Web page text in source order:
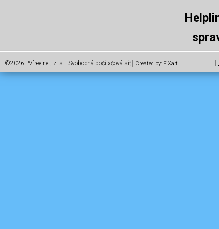
©2026 PVfree.net, z. s. | Svobodná počítačová síť Created by: FiXart